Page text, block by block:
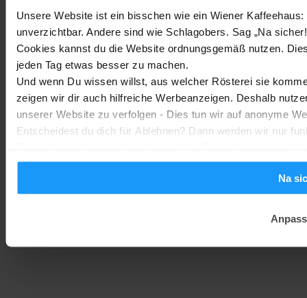
Unsere Website ist ein bisschen wie ein Wiener
unverzichtbar. Andere sind wie Schlagobers. Sag „Na
Cookies kannst du die Website ordnungsgemäß nutzen.
jeden Tag etwas besser zu machen.
Und wenn Du wissen willst, aus welcher Rösterei sie
zeigen wir dir auch hilfreiche Werbeanzeigen. Deshalb
unserer Website zu verfolgen - Dies tun wir auf anonyme
Entscheidest du dich für Ablehnen? Dann werden wir nur
Na
Sony WH-CH730N geleakt: Alles zu Sonys neuen Budget-
Kopfhörern
Trends & Technologien Marc - 2. August 2026
Homematic IP Kamera: Die neue Kamerafamilie im Überblick
Smarte Sicherheit Marc - 1. August 2026